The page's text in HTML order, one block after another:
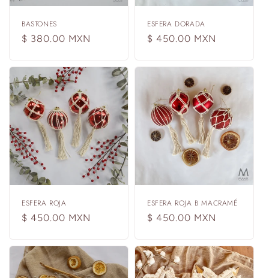
BASTONES
Precio
$ 380.00 MXN
ESFERA DORADA
Precio
$ 450.00 MXN
ESFERA ROJA
Precio
$ 450.00 MXN
ESFERA ROJA B MACRAMÉ
Precio
$ 450.00 MXN